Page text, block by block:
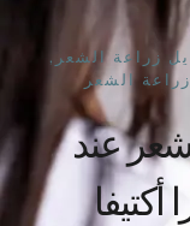
زراعة الشعر ,
زراعة الشعر
عند
أكتيفا